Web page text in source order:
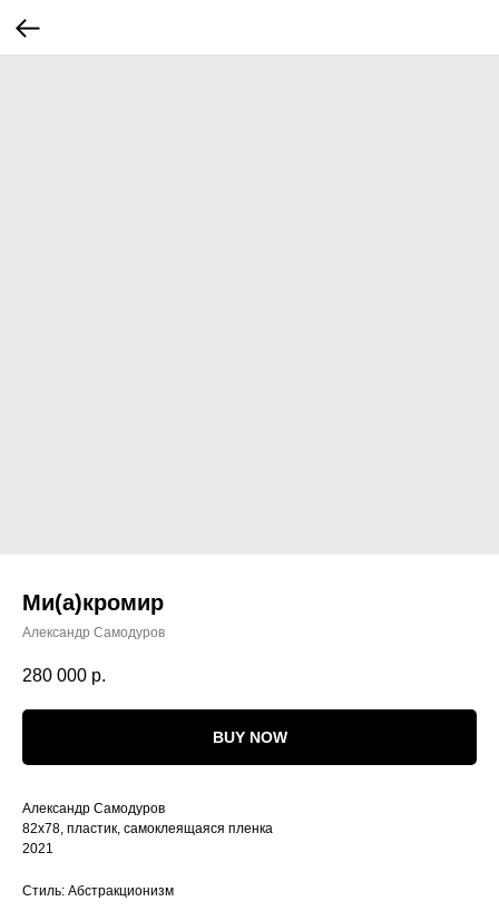
Ми(а)кромир
Александр Самодуров
280 000 р.
BUY NOW
Александр Самодуров
82х78, пластик, самоклеящаяся пленка
2021
Стиль: Абстракционизм